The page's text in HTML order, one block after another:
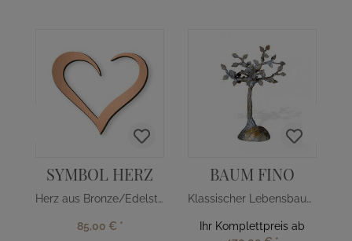
SYMBOL HERZ
Herz aus Bronze/Edelstahl
85,00 € *
BAUM FINO
Klassischer Lebensbaum aus Bronze
Ihr Komplettpreis ab